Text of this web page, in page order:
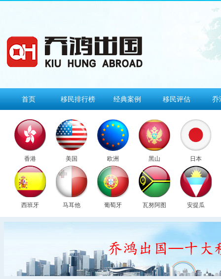
首页 移民排行榜 经典案例 移民评估 乔
香港 美国 欧洲 黑山 日本
西班牙 马耳他 葡萄牙 瓦努阿图 安提瓜